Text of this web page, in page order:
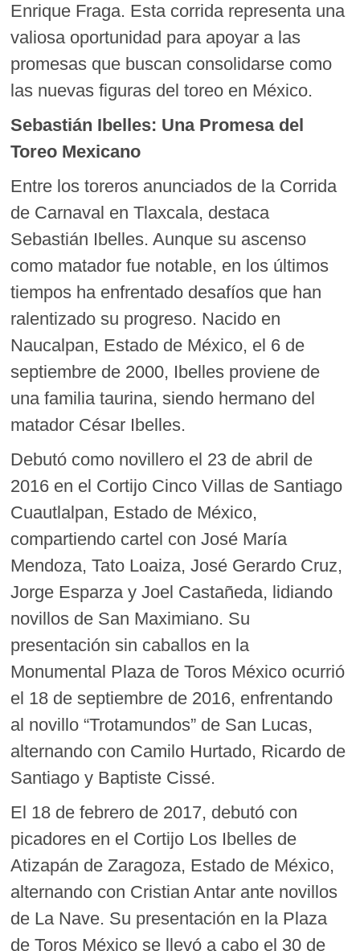
Enrique Fraga. Esta corrida representa una
valiosa oportunidad para apoyar a las
promesas que buscan consolidarse como
las nuevas figuras del toreo en México.
Sebastián Ibelles: Una Promesa del
Toreo Mexicano
Entre los toreros anunciados de la Corrida
de Carnaval en Tlaxcala, destaca
Sebastián Ibelles. Aunque su ascenso
como matador fue notable, en los últimos
tiempos ha enfrentado desafíos que han
ralentizado su progreso. Nacido en
Naucalpan, Estado de México, el 6 de
septiembre de 2000, Ibelles proviene de
una familia taurina, siendo hermano del
matador César Ibelles.
Debutó como novillero el 23 de abril de
2016 en el Cortijo Cinco Villas de Santiago
Cuautlalpan, Estado de México,
compartiendo cartel con José María
Mendoza, Tato Loaiza, José Gerardo Cruz,
Jorge Esparza y Joel Castañeda, lidiando
novillos de San Maximiano. Su
presentación sin caballos en la
Monumental Plaza de Toros México ocurrió
el 18 de septiembre de 2016, enfrentando
al novillo “Trotamundos” de San Lucas,
alternando con Camilo Hurtado, Ricardo de
Santiago y Baptiste Cissé.
El 18 de febrero de 2017, debutó con
picadores en el Cortijo Los Ibelles de
Atizapán de Zaragoza, Estado de México,
alternando con Cristian Antar ante novillos
de La Nave. Su presentación en la Plaza
de Toros México se llevó a cabo el 30 de